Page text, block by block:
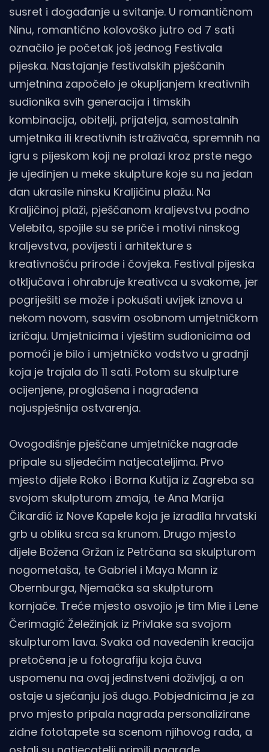
susret i događanje u svitanje. U romantičnom
Ninu, romantično kolovoško jutro od 7 sati
označilo je početak još jednog Festivala
pijeska. Nastajanje festivalskih pješčanih
umjetnina započelo je okupljanjem kreativnih
sudionika svih generacija i timskih
kombinacija, obitelji, prijatelja, samostalnih
umjetnika ili kreativnih istraživača, spremnih na
igru s pijeskom koji ne prolazi kroz prste nego
je ujedinjen u meke skulpture koje su na jedan
dan ukrasile ninsku Kraljičinu plažu. Na
Kraljičinoj plaži, pješčanom kraljevstvu podno
Velebita, spojile su se priče i motivi ninskog
kraljevstva, povijesti i arhitekture s
kreativnošću prirode i čovjeka. Festival pijeska
otključava i ohrabruje kreativca u svakome, jer
pogriješiti se može i pokušati uvijek iznova u
nekom novom, sasvim osobnom umjetničkom
izričaju. Umjetnicima i vještim sudionicima od
pomoći je bilo i umjetničko vodstvo u gradnji
koja je trajala do 11 sati. Potom su skulpture
ocijenjene, proglašena i nagrađena
najuspješnija ostvarenja.
Ovogodišnje pješčane umjetničke nagrade
pripale su sljedećim natjecateljima. Prvo
mjesto dijele Roko i Borna Kutija iz Zagreba sa
svojom skulpturom zmaja, te Ana Marija
Čikardić iz Nove Kapele koja je izradila hrvatski
grb u obliku srca sa krunom. Drugo mjesto
dijele Božena Gržan iz Petrčana sa skulpturom
nogometaša, te Gabriel i Maya Mann iz
Obernburga, Njemačka sa skulpturom
kornjače. Treće mjesto osvojio je tim Mie i Lene
Čerimagić Želežinjak iz Privlake sa svojom
skulpturom lava. Svaka od navedenih kreacija
pretočena je u fotografiju koja čuva
uspomenu na ovaj jedinstveni doživljaj, a on
ostaje u sjećanju još dugo. Pobjednicima je za
prvo mjesto pripala nagrada personalizirane
zidne fototapete sa scenom njihovog rada, a